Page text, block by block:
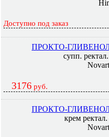
Доступно под заказ
ПРОКТО-ГЛИВЕНОЛ
супп.
3176 руб.
ПРОКТО-ГЛИВЕНОЛ
крем